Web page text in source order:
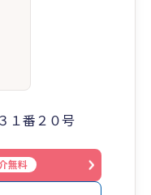
１番２０号
無料